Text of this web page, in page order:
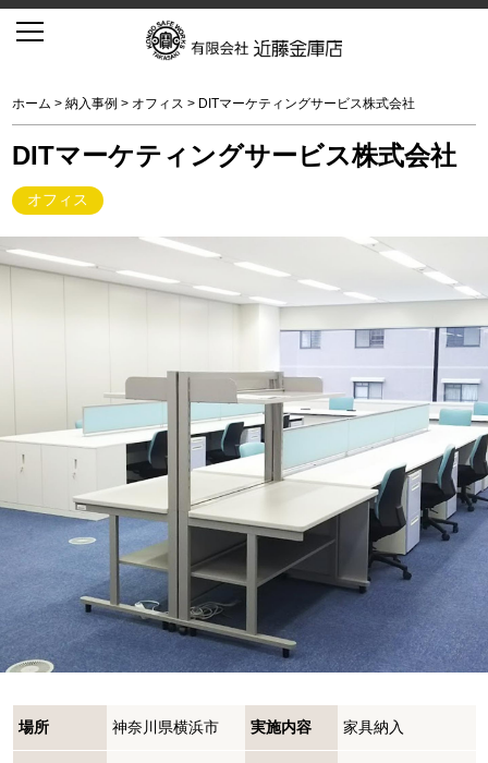
ホーム >納入事例 > オフィス > DITマーケティングサービス株式会社
DITマーケティングサービス株式会社
オフィス
場所 神奈川県横浜市 実施内容 家具納入